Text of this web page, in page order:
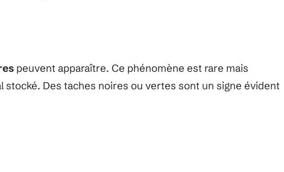
peuvent apparaître. Ce phénomène est rare mais
Des taches noires ou vertes sont un signe évident